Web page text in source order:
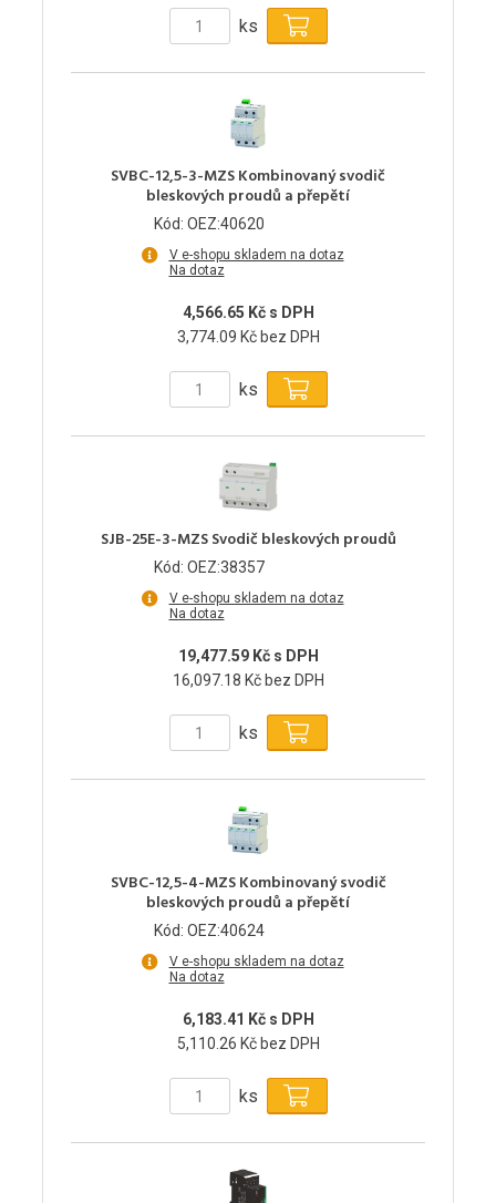
ks
SVBC-12,5-3-MZS Kombinovaný svodič
bleskových proudů a přepětí
Kód: OEZ:40620
V e-shopu skladem na dotaz
Na dotaz
4,566.65 Kč s DPH
3,774.09 Kč bez DPH
ks
SJB-25E-3-MZS Svodič bleskových proudů
Kód: OEZ:38357
V e-shopu skladem na dotaz
Na dotaz
19,477.59 Kč s DPH
16,097.18 Kč bez DPH
ks
SVBC-12,5-4-MZS Kombinovaný svodič
bleskových proudů a přepětí
Kód: OEZ:40624
V e-shopu skladem na dotaz
Na dotaz
6,183.41 Kč s DPH
5,110.26 Kč bez DPH
ks